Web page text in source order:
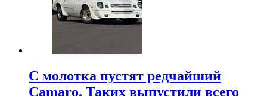
С молотка пустят редчайший
Camaro. Таких выпустили всего